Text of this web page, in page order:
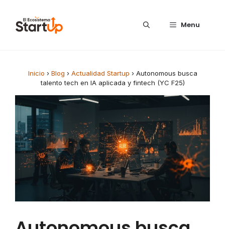
Menu
Inicio › Blog › Actualidad Startup › Autonomous busca
talento tech en IA aplicada y fintech (YC F25)